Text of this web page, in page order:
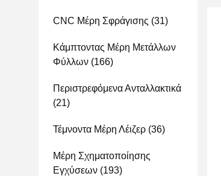
CNC Μέρη Σφράγισης (31)
Κάμπτοντας Μέρη Μετάλλων
Φύλλων (166)
Περιστρεφόμενα Ανταλλακτικά
(21)
Τέμνοντα Μέρη Λέιζερ (36)
Μέρη Σχηματοποίησης
Εγχύσεων (193)